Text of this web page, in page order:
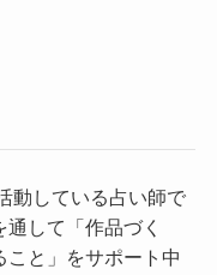
動している占い師で
して「作品づく
こと」をサポート中